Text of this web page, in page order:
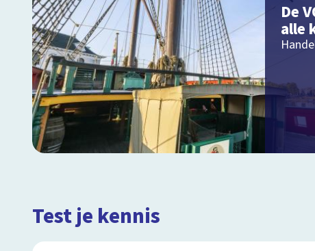
De
alle
Test je kennis